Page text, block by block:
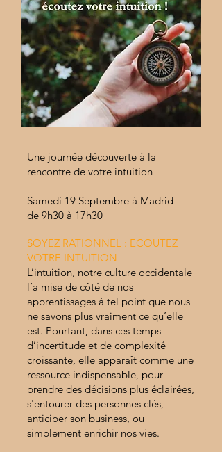
Une journée découverte à la
rencontre de votre intuition
Samedi 19 Septembre à Madrid
de 9h30 à 17h30
SOYEZ RATIONNEL : ECOUTEZ
VOTRE INTUITION
L’intuition, notre culture occidentale
l’a mise de côté de nos
apprentissages à tel point que nous
ne savons plus vraiment ce qu’elle
est. Pourtant, dans ces temps
d’incertitude et de complexité
croissante, elle apparaît comme une
ressource indispensable, pour
prendre des décisions plus éclairées,
s'entourer des personnes clés,
anticiper son business, ou
simplement enrichir nos vies.